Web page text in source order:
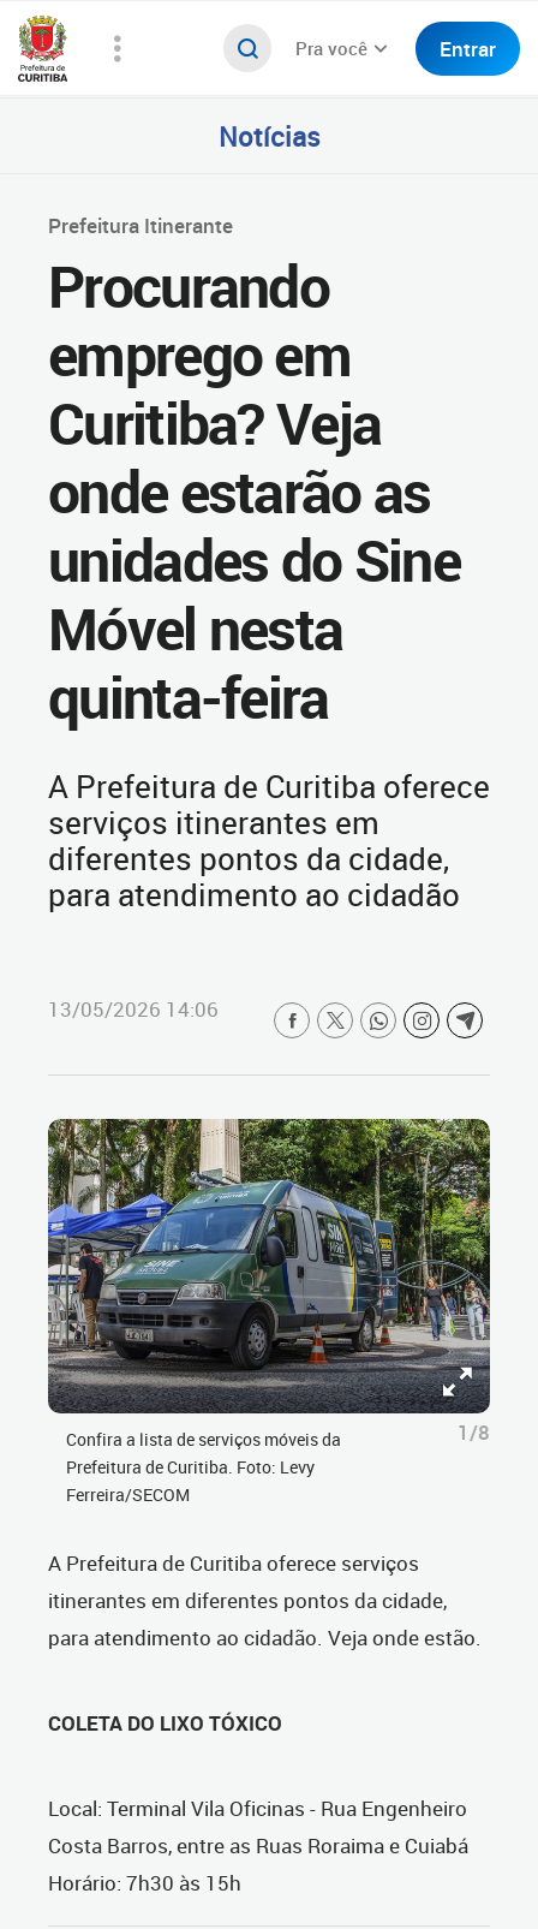
Pra você Entrar
Notícias
Prefeitura Itinerante
Procurando
emprego em
Curitiba? Veja
onde estarão as
unidades do Sine
Móvel nesta
quinta-feira
A Prefeitura de Curitiba oferece
serviços itinerantes em
diferentes pontos da cidade,
para atendimento ao cidadão
13/05/2026 14:06
Confira a lista de serviços móveis da
Prefeitura de Curitiba. Foto: Levy
Ferreira/SECOM
1/8
A Prefeitura de Curitiba oferece serviços
itinerantes em diferentes pontos da cidade,
para atendimento ao cidadão. Veja onde estão.
COLETA DO LIXO TÓXICO
Local: Terminal Vila Oficinas - Rua Engenheiro
Costa Barros, entre as Ruas Roraima e Cuiabá
Horário: 7h30 às 15h